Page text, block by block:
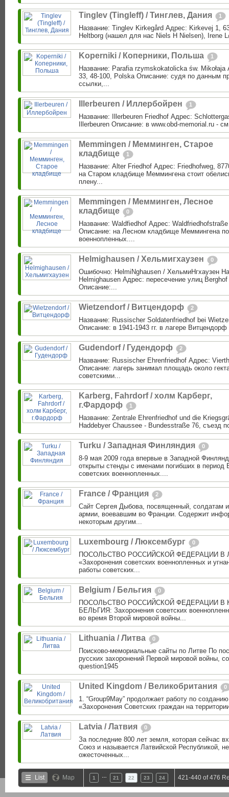
Tinglev (Tingleff) / Тинглев, Дания 1
Название: Tinglev Kirkegård Адрес: Kirkevej 1,
Heltborg (нашел для нас Niels H Nielsen), Irene
Koperniki / Коперники, Польша 1
Название: Parafia rzymskokatolicka św.
33, 48-100, Polska Описание: судя по данным
ссылки,...
Illerbeuren / Иллербойрен 1
Название: Illerbeuren Friedhof Адрес:
Illerbeuren Описание: в www.obd-memorial.ru -
Memmingen / Мемминген, Старое
кладбище
1
Название: Alter Friedhof Адрес: Friedhofweg,
на Старом кладбище Меммингена стоит
плену...
Memmingen / Мемминген, Лесное
кладбище
0
Название: Waldfiedhof Адрес:
Описание: на Лесном кладбище Меммингена
военнопленных....
Helmighausen / Хельмигхаузен 0
Ошибочно: HelmiNghausen / ХельмиНгхаузен
Helmighausen Адрес: пересечение улиц
Описание:...
Wietzendorf / Витцендорф 2
Название: Russischer Soldatenfriedhof bei
Описание: в 1941-1943 гг. в лагере
Gudendorf / Гудендорф 2
Название: Russischer Ehrenfriedhof Адрес:
Описание: лагерь занимал площадь около
советскими...
Karberg, Fahrdorf / холм Карберг,
г.Фардорф
1
Название: Zentrale Ehrenfriedhof und die
Haddebyer Chaussee - Bundesstraße 76, съезд
Turku / Западная Финляндия 0
8-9 мая 2009 года впервые в Западной
открыты стенды с именами погибших в период
советских военнопленных....
France / Франция 2
Сайт Cергея Дыбова, посвященный, солдатам
армии, воевавшим во Франции. Содержит
некоторым другим...
Luxembourg / Люксембург 0
ПОСОЛЬСТВО РОССИЙСКОЙ ФЕДЕРАЦИИ В
«Захоронения советских военнопленных и
работы советских...
Belgium / Бельгия 0
ПОСОЛЬСТВО РОССИЙСКОЙ ФЕДЕРАЦИИ В
БЕЛЬГИЯ: Захоронения советских
во время Второй мировой войны...
Lithuania / Литва 0
Поисково-мемориальные сайты по Литве По
русских захоронений Первой мировой войны,
question1945
United Kingdom / Великобритания 0
1. “Group9May” продолжает работу по
«Захоронения Советских граждан на
Latvia / Латвия 0
За последние 800 лет земля, которая сейчас
Союз и называется Латвийской Республикой,
ожесточенных...
List Map 1 21 22 23 24 421-440 of 476